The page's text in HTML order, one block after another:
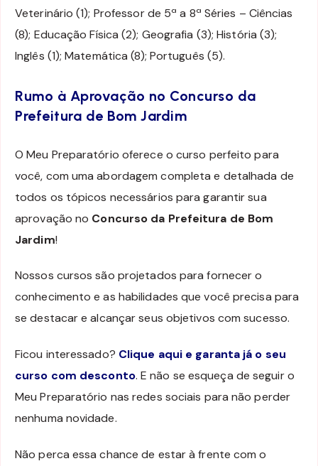
Veterinário (1); Professor de 5ª a 8ª Séries – Ciências
(8); Educação Física (2); Geografia (3); História (3);
Inglês (1); Matemática (8); Português (5).
Rumo à Aprovação no Concurso da
Prefeitura de Bom Jardim
O Meu Preparatório oferece o curso perfeito para
você, com uma abordagem completa e detalhada de
todos os tópicos necessários para garantir sua
aprovação no Concurso da Prefeitura de Bom
Jardim!
Nossos cursos são projetados para fornecer o
conhecimento e as habilidades que você precisa para
se destacar e alcançar seus objetivos com sucesso.
Ficou interessado? Clique aqui e garanta já o seu
curso com desconto. E não se esqueça de seguir o
Meu Preparatório nas redes sociais para não perder
nenhuma novidade.
Não perca essa chance de estar à frente com o